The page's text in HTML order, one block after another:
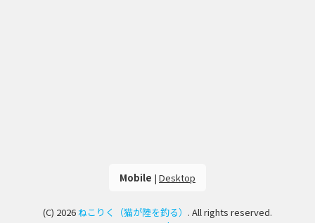
Mobile | Desktop
(C) 2026ねこりく（猫が陸を釣る） . All rights reserved.